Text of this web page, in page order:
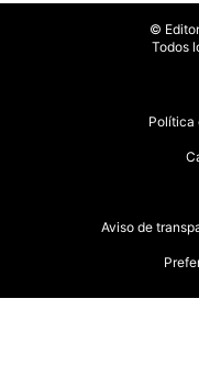
©
Todos
Política
Aviso de